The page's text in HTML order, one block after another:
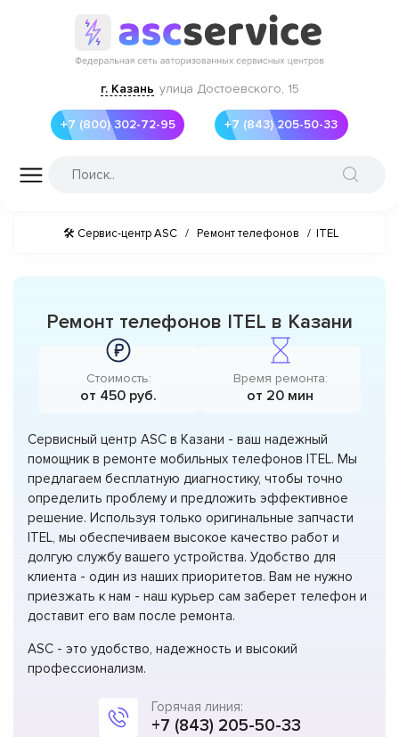
г. Казань улица Достоевского, 15
+7 (800) 302-72-95 +7 (843) 205-50-33
🛠 Сервис-центр ASC / Ремонт телефонов / ITEL
Ремонт телефонов ITEL в Казани
Стоимость:
от 450 руб.
Время ремонта:
от 20 мин
Сервисный центр ASC в Казани - ваш надежный
помощник в ремонте мобильных телефонов ITEL. Мы
предлагаем бесплатную диагностику, чтобы точно
определить проблему и предложить эффективное
решение. Используя только оригинальные запчасти
ITEL, мы обеспечиваем высокое качество работ и
долгую службу вашего устройства. Удобство для
клиента - один из наших приоритетов. Вам не нужно
приезжать к нам - наш курьер сам заберет телефон и
доставит его вам после ремонта.
ASC - это удобство, надежность и высокий
профессионализм.
Горячая линия:
+7 (843) 205-50-33